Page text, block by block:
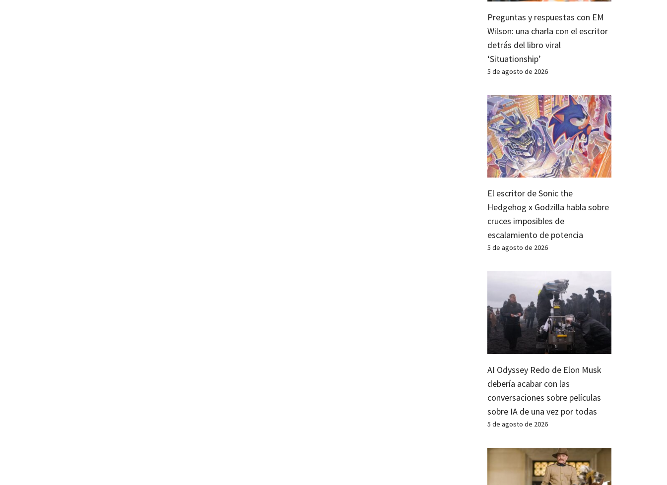
Preguntas y respuestas con EM
Wilson: una charla con el escritor
detrás del libro viral
‘Situationship’
5 de agosto de 2026
El escritor de Sonic the
Hedgehog x Godzilla habla sobre
cruces imposibles de
escalamiento de potencia
5 de agosto de 2026
AI Odyssey Redo de Elon Musk
debería acabar con las
conversaciones sobre películas
sobre IA de una vez por todas
5 de agosto de 2026